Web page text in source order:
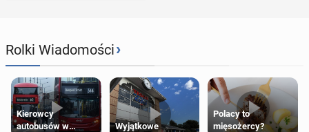
Rolki Wiadomości›
Kierowcy
autobusów w
Wyjątkowe
Polacy to
mięsożercy?